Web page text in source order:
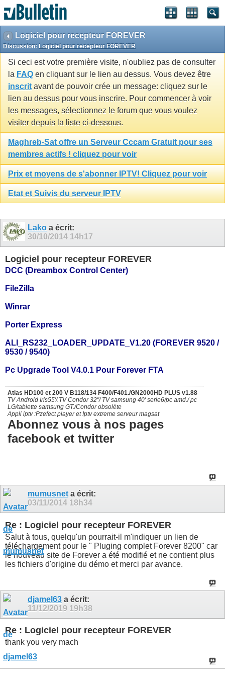
Logiciel pour recepteur FOREVER
Discussion: Logiciel pour recepteur FOREVER
Si ceci est votre première visite, n'oubliez pas de consulter
la FAQ en cliquant sur le lien au dessus. Vous devez être
inscrit avant de pouvoir crée un message: cliquez sur le
lien au dessus pour vous inscrire. Pour commencer à voir
les messages, sélectionnez le forum que vous voulez
visiter depuis la liste ci-dessous.
Maghreb-Sat offre un Serveur Cccam Gratuit pour ses
membres actifs ! cliquez pour voir
Prix et moyens de s'abonner IPTV! Cliquez pour voir
Etat et Suivis du serveur IPTV
Lako a écrit:
30/10/2014 14h17
Logiciel pour recepteur FOREVER
DCC (Dreambox Control Center)
FileZilla
Winrar
Porter Express
ALI_RS232_LOADER_UPDATE_V1.20 (FOREVER 9520 /
9530 / 9540)
Pc Upgrade Tool V4.0.1 Pour Forever FTA
Atlas HD100 et 200 V B118/134 F400/F401./GN2000HD PLUS v1.88
TV Android Iris55'/.TV Condor 32"/ TV samsung 40' serie6/pc amd./ pc
LG/tablette samsung GT./Condor obsolète
Appli iptv :Pzefect player et Iptv extreme serveur magsat
Abonnez vous à nos pages
facebook et twitter
mumusnet a écrit:
03/11/2014 18h34
Re : Logiciel pour recepteur FOREVER
Salut à tous, quelqu'un pourrait-il m'indiquer un lien de
téléchargement pour le " Pluging complet Forever 8200" car
le nouveau site de Forever a été modifié et ne contient plus
les fichiers d'origine du démo et merci par avance.
djamel63 a écrit:
11/12/2019 19h38
Re : Logiciel pour recepteur FOREVER
thank you very mach